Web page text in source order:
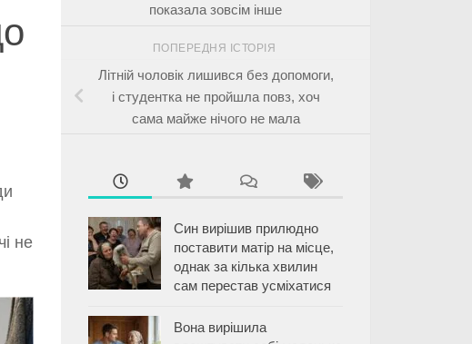
не
показала зовсім інше
ПОПЕРЕДНЯ ІСТОРІЯ
Літній чоловік лишився без допомоги,
і студентка не пройшла повз, хоч
сама майже нічого не мала
Син вирішив прилюдно
поставити матір на місце,
однак за кілька хвилин
сам перестав усміхатися
Вона вирішила